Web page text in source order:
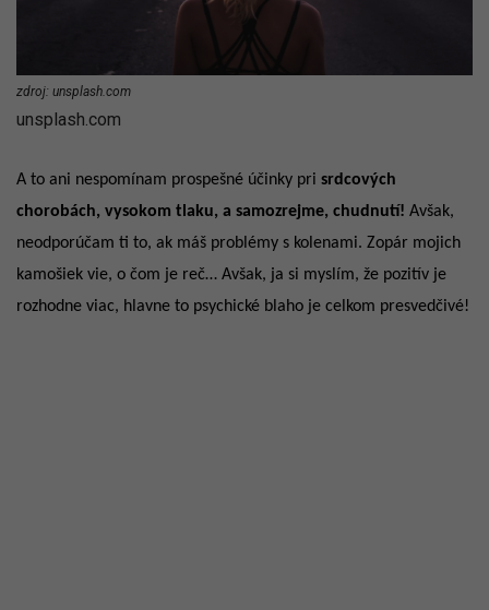
zdroj: unsplash.com
unsplash.com
A to ani nespomínam prospešné účinky pri srdcových
chorobách, vysokom tlaku, a samozrejme, chudnutí! Avšak,
neodporúčam ti to, ak máš problémy s kolenami. Zopár mojich
kamošiek vie, o čom je reč… Avšak, ja si myslím, že pozitív je
rozhodne viac, hlavne to psychické blaho je celkom presvedčivé!